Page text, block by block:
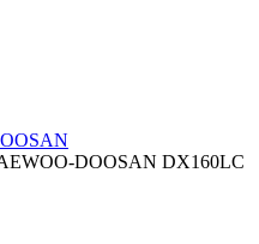
DOOSAN DX160LC